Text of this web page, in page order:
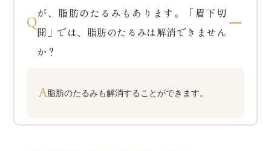
Q
が、脂肪のたるみもあります。「眉下切
開」では、脂肪のたるみは解消できません
か？
A脂肪のたるみも解消することができます。